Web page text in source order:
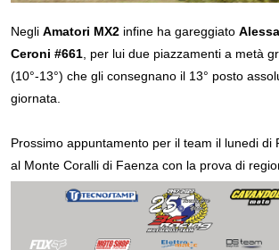
NegliAmatori MX2 infine ha gareggiato
Ceroni #661 , per lui due piazzamenti a metà
(10°-13°) che gli consegnano il 13° posto
giornata.
Prossimo appuntamento per il team il lunedi di
al Monte Coralli di Faenza con la prova di